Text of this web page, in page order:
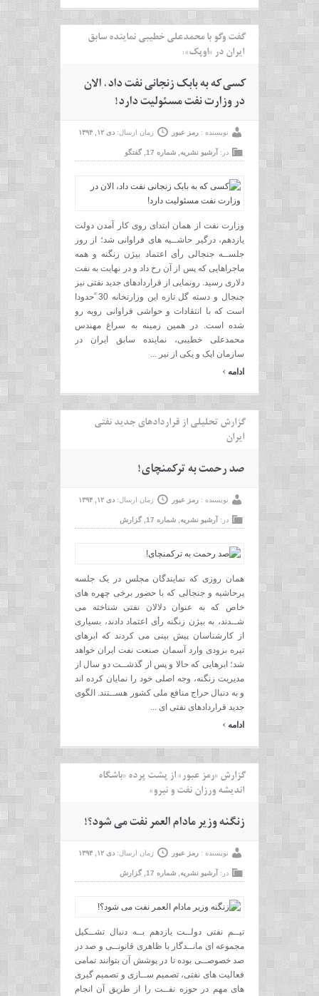
گفت وگو با محمدعلی خطیبی نماینده سابق
ایران در «اوپک»:
کسی که به بابک زنجانی نفت داد، الان
در وزارت نفت مسئولیت دارد!
نویسنده : رمز عبور زمان ارسال: دی ۱۲, ۱۳۹۴
در: آرشیو نشریه شماره 17 گفتگو
وزارت نفت از همان ابتدای روی کار آمدن دولت
یازدهم، درگیر حاشــیه های فراوانی شد؛ از روز
جلســه جنجالی رأی اعتماد بیژن زنگنه و همه
ماجراهایی که پس از آن رخ داد و در نهایت به نفت
دلاری رسید. رونمایی از قراردادهای جدید نفتی نیز
جنجال و دسته گل تازه این وزارتخانه 30 ًحدودا
است که با انتقادات و حواشی فراوانی روبه رو
شده است. در همین زمینه به سراغ مهندس
محمدعلی خطیبی، نماینده سابق ایران در
سازمان اپک و یکی از نیر ...
ادامه ›
گزارش تحلیلی از قراردادهای جدید نفتی
ایران
صد رحمت به ترکمنچای!
نویسنده : رمز عبور زمان ارسال: دی ۱۲, ۱۳۹۴
در: آرشیو نشریه شماره 17 گزارش
همان روزی که نمایندگان مجلس در یک جلسه
پرحاشیه و جنجالی که با حضور برخی چهره های
خاص که به عنوان دلالان نفتی شناخته می
شــدند، به بیژن زنگنه رأی اعتماد دادند، بسیاری
از کارشناسان پیش بینی می کردند که ابرهای
تیره بزودی وارد آسمان صنعت نفت ایران خواهد
شد؛ ابرهایی که حالا و پس از گذشــت دو سال از
مدیریت زنگنه، وجه اصلی خود را نمایان کرده اند
و به دنبال حراج منافع ملی کشور هســتند. الگوی
جدید قراردادهای نفتی ای ...
ادامه ›
گزارش «رمز عبور» از پشت پرده «باشگاه
اندیشه ورزان نفت و نیرو»
زنگنه وزیر مادام العمر نفت می شود؟!
نویسنده : رمز عبور زمان ارسال: دی ۱۲, ۱۳۹۴
در: آرشیو نشریه شماره 17 گزارش
تیــم نفتی دولــت یازدهم بــه دنبال تشــکیل
مجموعه ای مانــدگار با ظاهری قانونــی و صد در
صد خصوصــی بوده تا در پوشش آن بتوانند تمامی
فعالیت های نفتی، تصمیم ســازی و تصمیم گیری
های مهم در حوزه نفــت را از طریق آن انجام